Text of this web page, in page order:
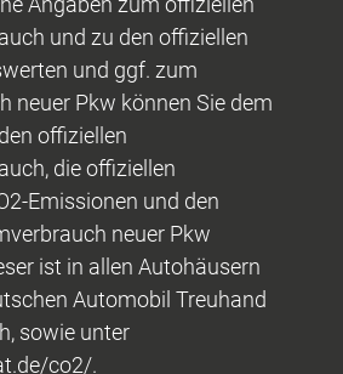
und zu den offiziellen
und ggf. zum
neuer Pkw können Sie dem
offiziellen
die offiziellen
Emissionen und den
neuer Pkw
ist in allen Autohäusern
Automobil Treuhand
sowie unter
co2/.